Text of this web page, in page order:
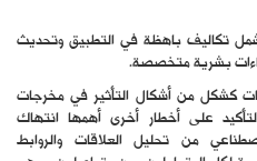
تكاليف باهظة في التطبيق وتحديث
بشرية متخصصة.
كشكل من أشكال التأثير في مخرجات
على أخطار أخرى أهمها انتهاك
من تحليل العلاقات والروابط